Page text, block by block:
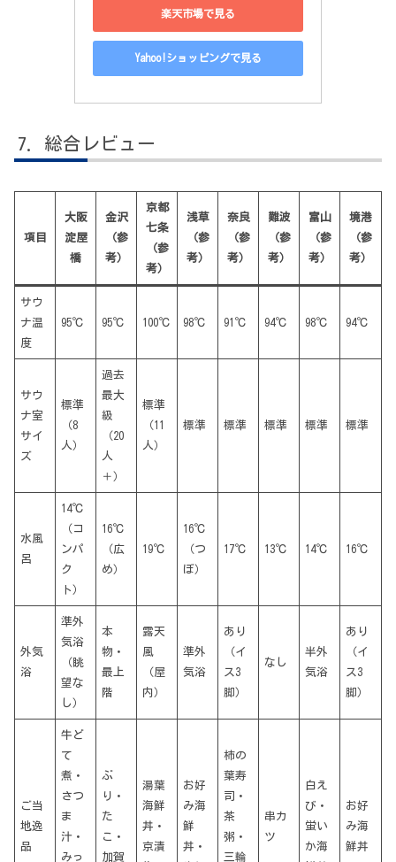
楽天市場で見る
Yahoo!ショッピングで見る
総合レビュー
項目
大阪
淀屋
橋
金沢
（参
考）
京都
七条
（参
考）
浅草
（参
考）
奈良
（参
考）
難波
（参
考）
富山
（参
考）
境港
（参
考）
サウ
ナ温
度
95℃ 95℃ 100℃ 98℃ 91℃ 94℃ 98℃ 94℃
サウ
ナ室
サイ
ズ
標準
（8
人）
過去
最大
級
（20
人
＋）
標準
（11
人）
標準 標準 標準 標準 標準
水風
呂
14℃
（コ
ンパ
ク
ト）
16℃
（広
め）
19℃
16℃
（つ
ぼ）
17℃ 13℃ 14℃ 16℃
外気
浴
準外
気浴
（眺
望な
し）
本
物・
最上
階
露天
風
（屋
内）
準外
気浴
あり
（イ
ス3
脚）
なし
半外
気浴
あり
（イ
ス3
脚）
ご当
地逸
品
牛ど
て
煮・
さつ
ま
汁・
みっ
ぶ
り・
た
こ・
加賀
湯葉
海鮮
丼・
京漬
お好
み海
鮮
丼・
柿の
葉寿
司・
茶
粥・
三輪
串カ
ツ
白え
び・
蛍い
か海
お好
み海
鮮丼